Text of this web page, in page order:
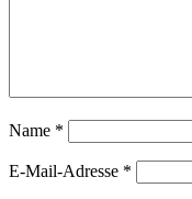
Name *
E-Mail-Adresse *